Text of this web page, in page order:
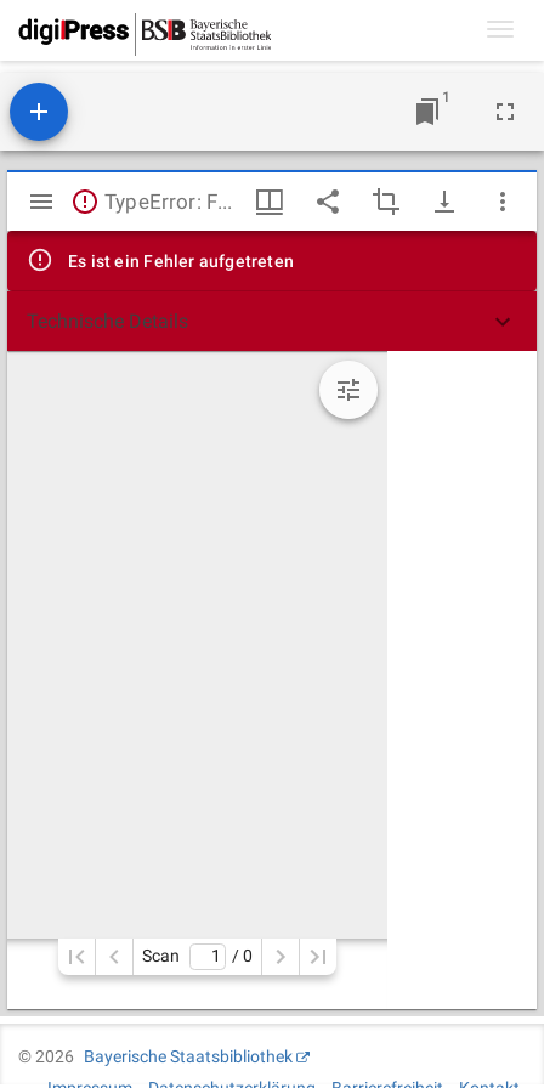
1
Mirador
Viewer
TypeError: Failed to fetch
Es ist ein Fehler aufgetreten
Technische Details
Scan / 0
©2026
Bayerische Staatsbibliothek